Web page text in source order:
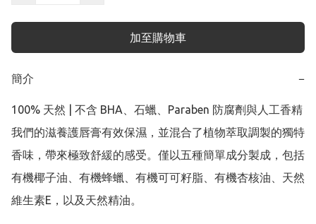
加至購物車
簡介 −
100% 天然 | 不含 BHA、石蠟、Paraben 防腐劑與人工香精
我們的滋養護唇膏有效保濕，並混合了植物萃取調製的獨特
香味，帶來極致舒緩的感受。僅以五種簡單成分製成，包括
有機椰子油、有機蜂蠟、有機可可籽脂、有機杏核油、天然
維生素E，以及天然精油。